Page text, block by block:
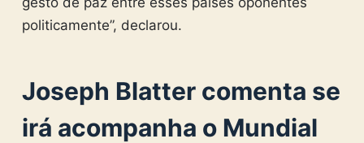
politicamente”, declarou.
Joseph Blatter comenta se
irá acompanha o Mundial